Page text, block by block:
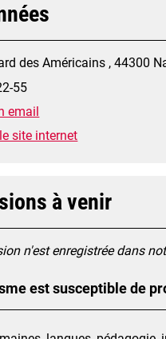
des Américains , 44300
55
email
site internet
à venir
n'est enregistrée dans
est susceptible de